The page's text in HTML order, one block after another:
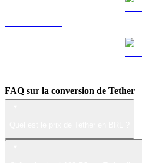
FAQ sur la conversion de Tether